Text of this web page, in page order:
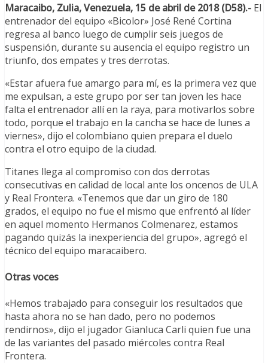
Maracaibo, Zulia, Venezuela, 15 de abril de 2018 (D58).- El
entrenador del equipo «Bicolor» José René Cortina
regresa al banco luego de cumplir seis juegos de
suspensión, durante su ausencia el equipo registro un
triunfo, dos empates y tres derrotas.
«Estar afuera fue amargo para mí, es la primera vez que
me expulsan, a este grupo por ser tan joven les hace
falta el entrenador allí en la raya, para motivarlos sobre
todo, porque el trabajo en la cancha se hace de lunes a
viernes», dijo el colombiano quien prepara el duelo
contra el otro equipo de la ciudad.
Titanes llega al compromiso con dos derrotas
consecutivas en calidad de local ante los oncenos de ULA
y Real Frontera. «Tenemos que dar un giro de 180
grados, el equipo no fue el mismo que enfrentó al líder
en aquel momento Hermanos Colmenarez, estamos
pagando quizás la inexperiencia del grupo», agregó el
técnico del equipo maracaibero.
Otras voces
«Hemos trabajado para conseguir los resultados que
hasta ahora no se han dado, pero no podemos
rendirnos», dijo el jugador Gianluca Carli quien fue una
de las variantes del pasado miércoles contra Real
Frontera.